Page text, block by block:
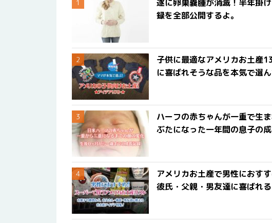
遂に卵巣嚢腫が消滅！半年掛
録を全部公開するよ。
子供に最適なアメリカお土産
に喜ばれそうな品を本気で選ん
ハーフの赤ちゃんが一重で生
ぶたになった一年間の息子の成
アメリカお土産で男性におす
彼氏・父親・男友達に喜ばれ